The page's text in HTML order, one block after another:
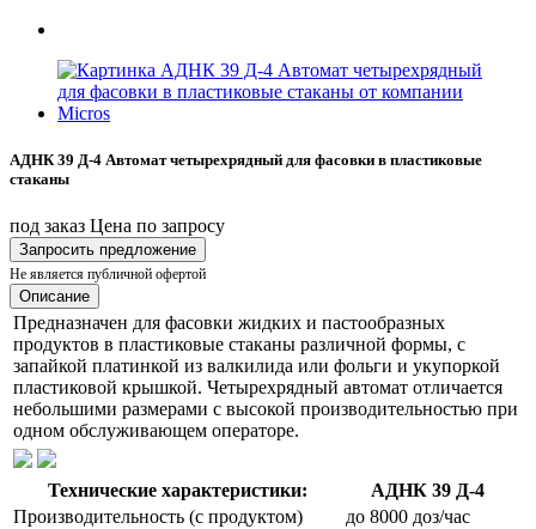
АДНК 39 Д-4 Автомат четырехрядный для фасовки в пластиковые
стаканы
под заказ Цена по запросу
Запросить предложение
Не является публичной офертой
Описание
Предназначен для фасовки жидких и пастообразных
продуктов в пластиковые стаканы различной формы, с
запайкой платинкой из валкилида или фольги и укупоркой
пластиковой крышкой. Четырехрядный автомат отличается
небольшими размерами с высокой производительностью при
одном обслуживающем операторе.
Технические характеристики:
АДНК 39 Д-4
Производительность (с продуктом)
до 8000 доз/час